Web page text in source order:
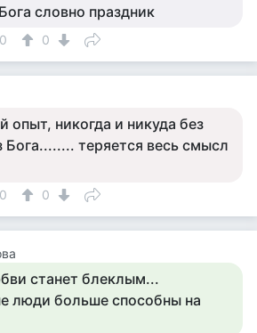
словно праздник
0 0
опыт, никогда и никуда без
теряется весь смысл
0 0
станет блеклым...
люди больше способны на